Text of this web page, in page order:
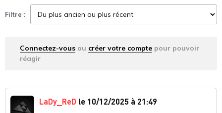
Filtre :
Connectez-vous ou créer votre compte pour pouvoir
réagir
LaDy_ReD le 10/12/2025 à 21:49